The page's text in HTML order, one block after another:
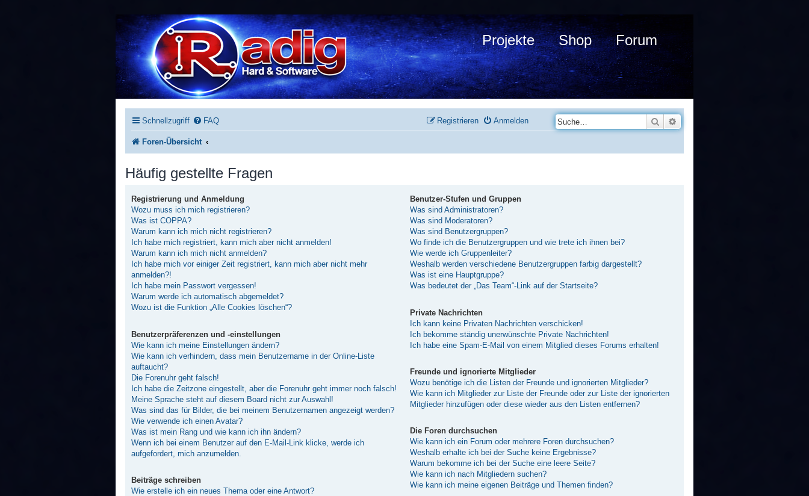
Projekte Shop Forum
Suche
Schnellzugriff FAQ Anmelden
Registrieren
Foren-Übersicht
Häufig gestellte Fragen
Registrierung und Anmeldung
Wozu muss ich mich registrieren?
Was ist COPPA?
Warum kann ich mich nicht registrieren?
Ich habe mich registriert, kann mich aber nicht anmelden!
Warum kann ich mich nicht anmelden?
Ich habe mich vor einiger Zeit registriert, kann mich aber nicht mehr
anmelden?!
Ich habe mein Passwort vergessen!
Warum werde ich automatisch abgemeldet?
Wozu ist die Funktion „Alle Cookies löschen“?
Benutzerpräferenzen und -einstellungen
Wie kann ich meine Einstellungen ändern?
Wie kann ich verhindern, dass mein Benutzername in der Online-Liste
auftaucht?
Die Forenuhr geht falsch!
Ich habe die Zeitzone eingestellt, aber die Forenuhr geht immer noch falsch!
Meine Sprache steht auf diesem Board nicht zur Auswahl!
Was sind das für Bilder, die bei meinem Benutzernamen angezeigt werden?
Wie verwende ich einen Avatar?
Was ist mein Rang und wie kann ich ihn ändern?
Wenn ich bei einem Benutzer auf den E-Mail-Link klicke, werde ich
aufgefordert, mich anzumelden.
Beiträge schreiben
Wie erstelle ich ein neues Thema oder eine Antwort?
Benutzer-Stufen und Gruppen
Was sind Administratoren?
Was sind Moderatoren?
Was sind Benutzergruppen?
Wo finde ich die Benutzergruppen und wie trete ich ihnen bei?
Wie werde ich Gruppenleiter?
Weshalb werden verschiedene Benutzergruppen farbig dargestellt?
Was ist eine Hauptgruppe?
Was bedeutet der „Das Team“-Link auf der Startseite?
Private Nachrichten
Ich kann keine Privaten Nachrichten verschicken!
Ich bekomme ständig unerwünschte Private Nachrichten!
Ich habe eine Spam-E-Mail von einem Mitglied dieses Forums erhalten!
Freunde und ignorierte Mitglieder
Wozu benötige ich die Listen der Freunde und ignorierten Mitglieder?
Wie kann ich Mitglieder zur Liste der Freunde oder zur Liste der ignorierten
Mitglieder hinzufügen oder diese wieder aus den Listen entfernen?
Die Foren durchsuchen
Wie kann ich ein Forum oder mehrere Foren durchsuchen?
Weshalb erhalte ich bei der Suche keine Ergebnisse?
Warum bekomme ich bei der Suche eine leere Seite?
Wie kann ich nach Mitgliedern suchen?
Wie kann ich meine eigenen Beiträge und Themen finden?